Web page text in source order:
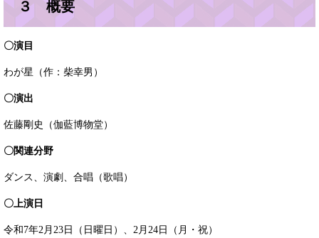
３ 概要
〇演目
わが星（作：柴幸男）
〇演出
佐藤剛史（伽藍博物堂）
〇関連分野
ダンス、演劇、合唱（歌唱）
〇上演日
令和7年2月23日（日曜日）、2月24日（月・祝）